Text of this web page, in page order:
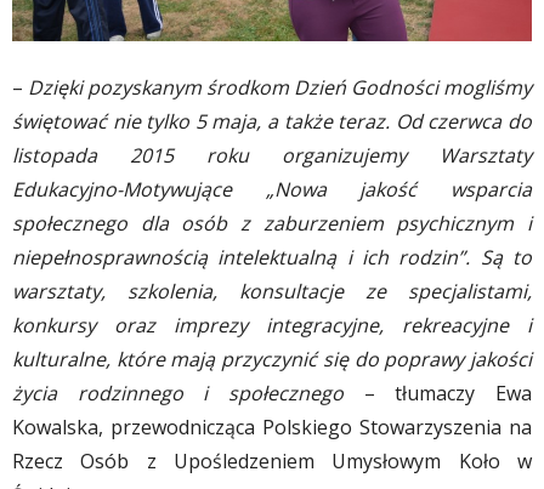
– Dzięki pozyskanym środkom Dzień Godności mogliśmy
świętować nie tylko 5 maja, a także teraz. Od czerwca do
listopada 2015 roku organizujemy Warsztaty
Edukacyjno-Motywujące „Nowa jakość wsparcia
społecznego dla osób z zaburzeniem psychicznym i
niepełnosprawnością intelektualną i ich rodzin”. Są to
warsztaty, szkolenia, konsultacje ze specjalistami,
konkursy oraz imprezy integracyjne, rekreacyjne i
kulturalne, które mają przyczynić się do poprawy jakości
życia rodzinnego i społecznego – tłumaczy Ewa
Kowalska, przewodnicząca Polskiego Stowarzyszenia na
Rzecz Osób z Upośledzeniem Umysłowym Koło w